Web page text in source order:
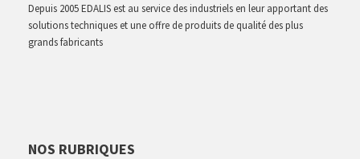
Depuis 2005 EDALIS est au service des industriels en leur apportant des
solutions techniques et une offre de produits de qualité des plus
grands fabricants
NOS RUBRIQUES